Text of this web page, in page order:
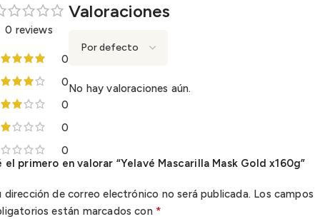
0 reviews
0
0
0
0
0
Valoraciones
No hay valoraciones aún.
el primero en valorar “Yelavé Mascarilla Mask Gold x160g”
dirección de correo electrónico no será publicada. Los campos
están marcados con *